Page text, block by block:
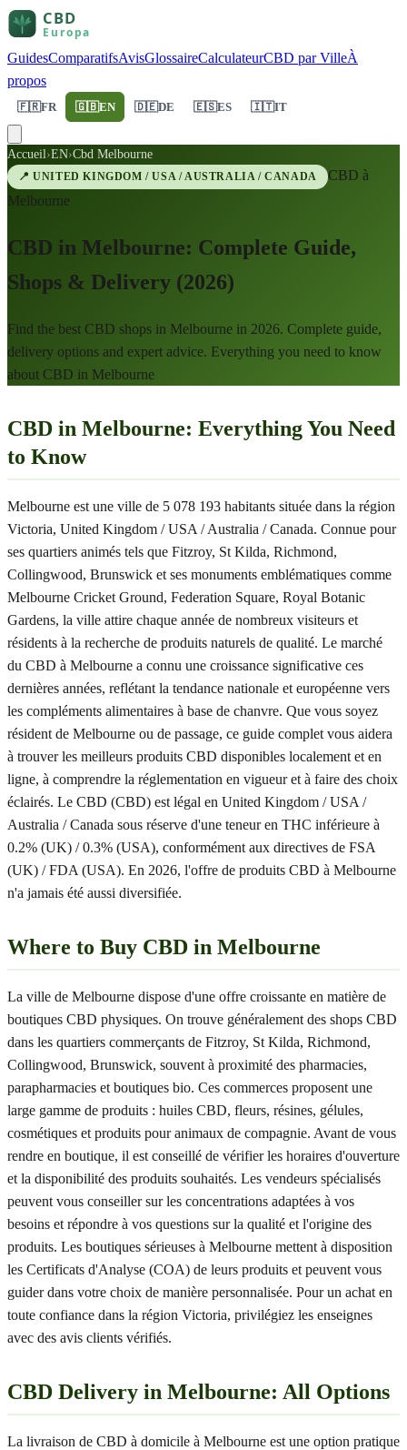
GuidesComparatifsAvisGlossaireCalculateurCBD par VilleÀ
propos
🇫🇷FR 🇬🇧EN 🇩🇪DE 🇪🇸ES 🇮🇹IT
Accueil›EN›Cbd Melbourne
📍UNITED KINGDOM / USA / AUSTRALIA / CANADA
CBD à
Melbourne
CBD in Melbourne: Complete Guide,
Shops & Delivery (2026)
Find the best CBD shops in Melbourne in 2026. Complete guide,
delivery options and expert advice. Everything you need to know
about CBD in Melbourne
CBD in Melbourne: Everything You Need
to Know
Melbourne est une ville de 5 078 193 habitants située dans la région
Victoria, United Kingdom / USA / Australia / Canada. Connue pour
ses quartiers animés tels que Fitzroy, St Kilda, Richmond,
Collingwood, Brunswick et ses monuments emblématiques comme
Melbourne Cricket Ground, Federation Square, Royal Botanic
Gardens, la ville attire chaque année de nombreux visiteurs et
résidents à la recherche de produits naturels de qualité. Le marché
du CBD à Melbourne a connu une croissance significative ces
dernières années, reflétant la tendance nationale et européenne vers
les compléments alimentaires à base de chanvre. Que vous soyez
résident de Melbourne ou de passage, ce guide complet vous aidera
à trouver les meilleurs produits CBD disponibles localement et en
ligne, à comprendre la réglementation en vigueur et à faire des choix
éclairés. Le CBD (CBD) est légal en United Kingdom / USA /
Australia / Canada sous réserve d'une teneur en THC inférieure à
0.2% (UK) / 0.3% (USA), conformément aux directives de FSA
(UK) / FDA (USA). En 2026, l'offre de produits CBD à Melbourne
n'a jamais été aussi diversifiée.
Where to Buy CBD in Melbourne
La ville de Melbourne dispose d'une offre croissante en matière de
boutiques CBD physiques. On trouve généralement des shops CBD
dans les quartiers commerçants de Fitzroy, St Kilda, Richmond,
Collingwood, Brunswick, souvent à proximité des pharmacies,
parapharmacies et boutiques bio. Ces commerces proposent une
large gamme de produits : huiles CBD, fleurs, résines, gélules,
cosmétiques et produits pour animaux de compagnie. Avant de vous
rendre en boutique, il est conseillé de vérifier les horaires d'ouverture
et la disponibilité des produits souhaités. Les vendeurs spécialisés
peuvent vous conseiller sur les concentrations adaptées à vos
besoins et répondre à vos questions sur la qualité et l'origine des
produits. Les boutiques sérieuses à Melbourne mettent à disposition
les Certificats d'Analyse (COA) de leurs produits et peuvent vous
guider dans votre choix de manière personnalisée. Pour un achat en
toute confiance dans la région Victoria, privilégiez les enseignes
avec des avis clients vérifiés.
CBD Delivery in Melbourne: All Options
La livraison de CBD à domicile à Melbourne est une option pratique